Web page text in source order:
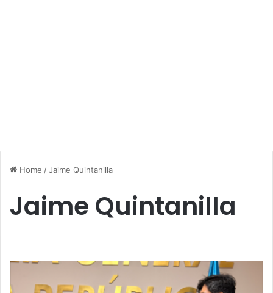
Home /Jaime Quintanilla
Jaime Quintanilla